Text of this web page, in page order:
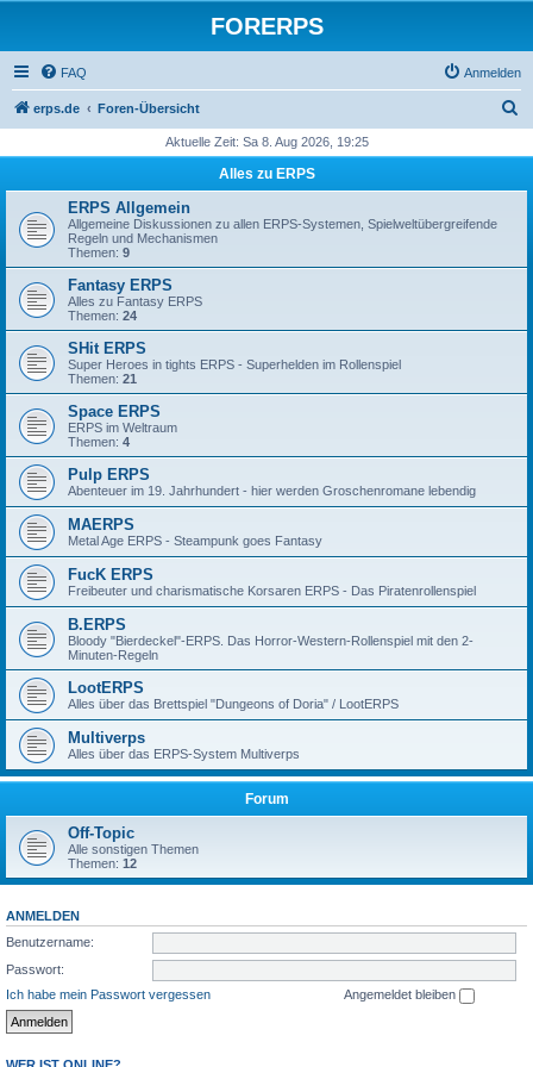
FORERPS
FAQ Anmelden
erps.de Foren-Übersicht
h
Aktuelle Zeit: Sa 8. Aug 2026, 19:25
Alles zu ERPS
ERPS Allgemein
Allgemeine Diskussionen zu allen ERPS-Systemen, Spielweltübergreifende
Regeln und Mechanismen
Themen: 9
Fantasy ERPS
Alles zu Fantasy ERPS
Themen: 24
SHit ERPS
Super Heroes in tights ERPS - Superhelden im Rollenspiel
Themen: 21
Space ERPS
ERPS im Weltraum
Themen: 4
Pulp ERPS
Abenteuer im 19. Jahrhundert - hier werden Groschenromane lebendig
MAERPS
Metal Age ERPS - Steampunk goes Fantasy
FucK ERPS
Freibeuter und charismatische Korsaren ERPS - Das Piratenrollenspiel
B.ERPS
Bloody "Bierdeckel"-ERPS. Das Horror-Western-Rollenspiel mit den 2-
Minuten-Regeln
LootERPS
Alles über das Brettspiel "Dungeons of Doria" / LootERPS
Multiverps
Alles über das ERPS-System Multiverps
Forum
Off-Topic
Alle sonstigen Themen
Themen: 12
ANMELDEN
Benutzername:
Passwort:
Ich habe mein Passwort vergessen
Angemeldet bleiben